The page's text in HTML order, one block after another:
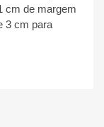
cm de margem
3 cm para